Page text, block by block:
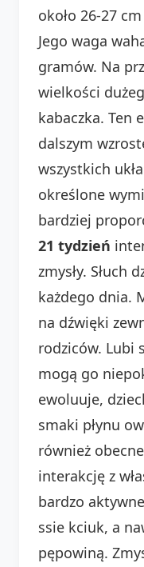
około 26-27
Jego waga
gramów. Na
wielkości
kabaczka. Ten
dalszym
wszystkich
określone
bardziej
21 tydzień
zmysły. Słuch
każdego dnia.
na dźwięki
rodziców. Lubi
mogą go
ewoluuje,
smaki płynu
również
interakcję z
bardzo
ssie kciuk, a
pępowiną.